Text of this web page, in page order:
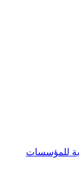
للمؤسسات